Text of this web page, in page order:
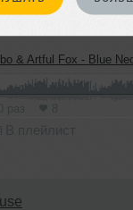
Artful Fox - Blue Neon Lines (Extended Instrumental